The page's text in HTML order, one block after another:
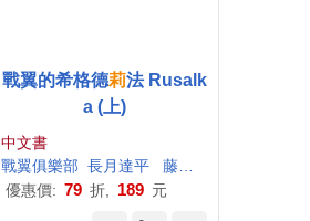
戰翼的希格德莉法 Rusalk
a (上)
中文書
戰翼俱樂部 長月達平
藤真拓哉
優惠價: 79 折, 189 元